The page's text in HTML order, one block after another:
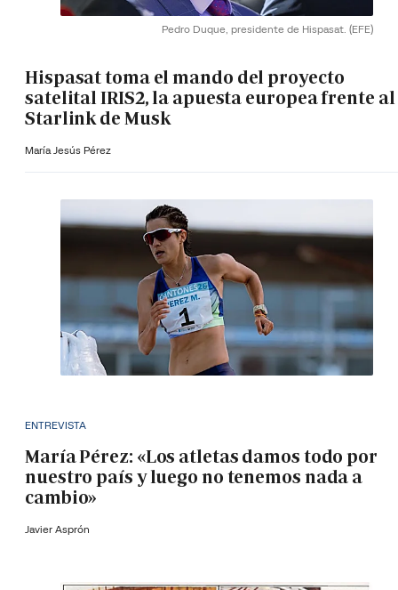
Pedro Duque, presidente de Hispasat. (EFE)
Hispasat toma el mando del proyecto
satelital IRIS2, la apuesta europea frente al
Starlink de Musk
María Jesús Pérez
ENTREVISTA
María Pérez: «Los atletas damos todo por
nuestro país y luego no tenemos nada a
cambio»
Javier Asprón